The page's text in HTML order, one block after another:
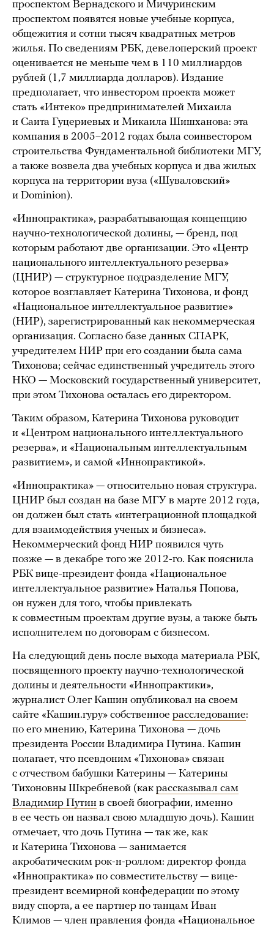
проспектом Вернадского и Мичуринским
проспектом появятся новые учебные корпуса,
общежития и сотни тысяч квадратных метров
жилья. По сведениям РБК, девелоперский проект
оценивается не меньше чем в 110 миллиардов
рублей (1,7 миллиарда долларов). Издание
предполагает, что инвестором проекта может
стать «Интеко» предпринимателей Михаила
и Саита Гуцериевых и Микаила Шишханова: эта
компания в 2005–2012 годах была соинвестором
строительства Фундаментальной библиотеки МГУ,
а также возвела два учебных корпуса и два жилых
корпуса на территории вуза («Шуваловский»
и Dominion).
«Иннопрактика», разрабатывающая концепцию
научно-технологической долины, — бренд, под
которым работают две организации. Это «Центр
национального интеллектуального резерва»
(ЦНИР) — структурное подразделение МГУ,
которое возглавляет Катерина Тихонова, и фонд
«Национальное интеллектуальное развитие»
(НИР), зарегистрированный как некоммерческая
организация. Согласно базе данных СПАРК,
учредителем НИР при его создании была сама
Тихонова; сейчас единственный учредитель этого
НКО — Московский государственный университет,
при этом Тихонова осталась его директором.
Таким образом, Катерина Тихонова руководит
и «Центром национального интеллектуального
резерва», и «Национальным интеллектуальным
развитием», и самой «Иннопрактикой».
«Иннопрактика» — относительно новая структура.
ЦНИР был создан на базе МГУ в марте 2012 года,
он должен был стать «интеграционной площадкой
для взаимодействия ученых и бизнеса».
Некоммерческий фонд НИР появился чуть
позже — в декабре того же 2012-го. Как пояснила
РБК вице-президент фонда «Национальное
интеллектуальное развитие» Наталья Попова,
он нужен для того, чтобы привлекать
к совместным проектам другие вузы, а также быть
исполнителем по договорам с бизнесом.
На следующий день после выхода материала РБК,
посвященного проекту научно-технологической
долины и деятельности «Иннопрактики»,
журналист Олег Кашин опубликовал на своем
сайте «Кашин.гуру» собственное расследование:
по его мнению, Катерина Тихонова — дочь
президента России Владимира Путина. Кашин
полагает, что псевдоним «Тихонова» связан
с отчеством бабушки Катерины — Катерины
Тихоновны Шкребневой (как рассказывал сам
Владимир Путин в своей биографии, именно
в ее честь он назвал свою младшую дочь). Кашин
отмечает, что дочь Путина — так же, как
и Катерина Тихонова — занимается
акробатическим рок-н-роллом: директор фонда
«Иннопрактика» по совместительству — вице-
президент всемирной конфедерации по этому
виду спорта, а ее партнер по танцам Иван
Климов — член правления фонда «Национальное